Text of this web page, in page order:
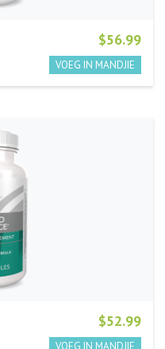
$56.99
$52.99